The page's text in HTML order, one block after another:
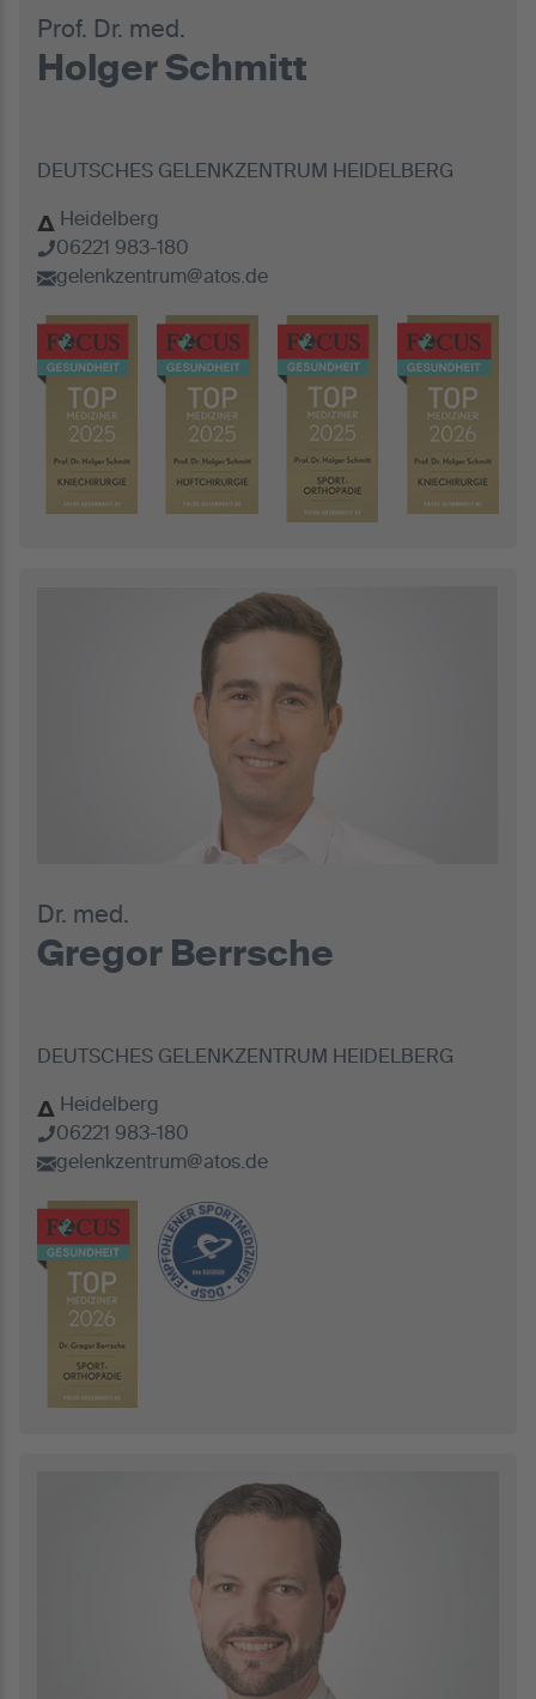
Prof. Dr. med.
Holger Schmitt
DEUTSCHES GELENKZENTRUM HEIDELBERG
Heidelberg
06221 983-180
gelenkzentrum@atos.de
Dr. med.
Gregor Berrsche
DEUTSCHES GELENKZENTRUM HEIDELBERG
Heidelberg
06221 983-180
gelenkzentrum@atos.de